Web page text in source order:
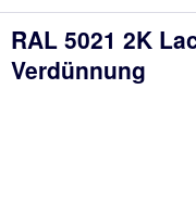
RAL 5021 2K
Verdünnung